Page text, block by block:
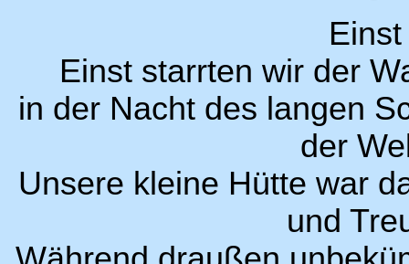
Einst
Einst starrten wir der
in der Nacht des langen
der
Unsere kleine Hütte war
und